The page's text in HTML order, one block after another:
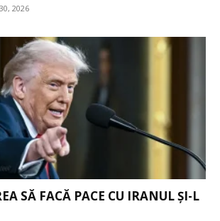
2026
SĂ FACĂ PACE CU IRANUL ȘI-L